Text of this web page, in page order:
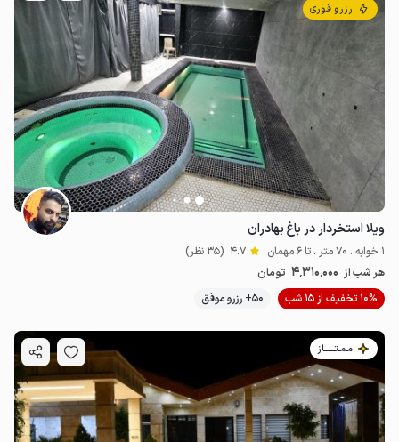
رزرو فوری
ویلا استخردار در باغ بهادران
1 خوابه . 70 متر . تا 6 مهمان 4.7 (35 نظر)
هر شب از 4٬310٬000 تومان
10% تخفیف از 15 شب
50+ رزرو موفق
مـمـتــــــاز